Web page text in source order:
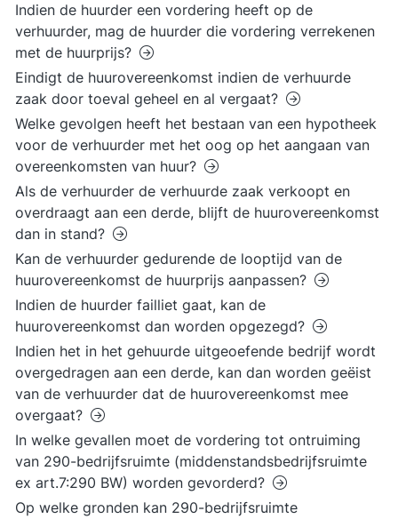
Indien de huurder een vordering heeft op de
verhuurder, mag de huurder die vordering verrekenen
met de huurprijs?
Eindigt de huurovereenkomst indien de verhuurde
zaak door toeval geheel en al vergaat?
Welke gevolgen heeft het bestaan van een hypotheek
voor de verhuurder met het oog op het aangaan van
overeenkomsten van huur?
Als de verhuurder de verhuurde zaak verkoopt en
overdraagt aan een derde, blijft de huurovereenkomst
dan in stand?
Kan de verhuurder gedurende de looptijd van de
huurovereenkomst de huurprijs aanpassen?
Indien de huurder failliet gaat, kan de
huurovereenkomst dan worden opgezegd?
Indien het in het gehuurde uitgeoefende bedrijf wordt
overgedragen aan een derde, kan dan worden geëist
van de verhuurder dat de huurovereenkomst mee
overgaat?
In welke gevallen moet de vordering tot ontruiming
van 290-bedrijfsruimte (middenstandsbedrijfsruimte
ex art.7:290 BW) worden gevorderd?
Op welke gronden kan 290-bedrijfsruimte